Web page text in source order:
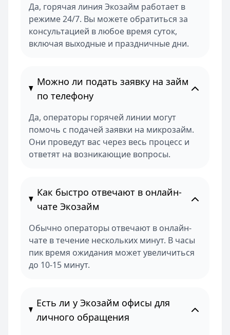
Да, горячая линия Экозайм работает в
режиме 24/7. Вы можете обратиться за
консультацией в любое время суток,
включая выходные и праздничные дни.
Можно ли подать заявку на займ
по телефону
Да, операторы горячей линии могут
помочь с подачей заявки на микрозайм.
Они проведут вас через весь процесс и
ответят на возникающие вопросы.
Как быстро отвечают в онлайн-
чате Экозайм
Обычно операторы отвечают в онлайн-
чате в течение нескольких минут. В часы
пик время ожидания может увеличиться
до 10-15 минут.
Есть ли у Экозайм офисы для
личного обращения